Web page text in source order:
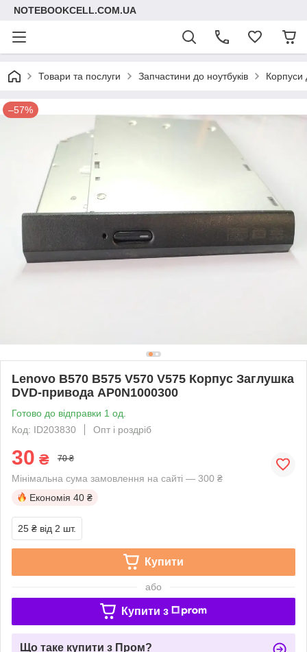
NOTEBOOKCELL.COM.UA
Товари та послуги Запчастини до ноутбуків Корпуси
–57%
Lenovo B570 B575 V570 V575 Корпус Заглушка
DVD-привода AP0N1000300
Готово до відправки 1 од.
Код: ID203830
Опт і роздріб
30 ₴ 70 ₴
Мінімальна сума замовлення на сайті — 300 ₴
Економія 40 ₴
25 ₴ від 2 шт.
Купити
або
Купити з
Що таке купити з Пром?